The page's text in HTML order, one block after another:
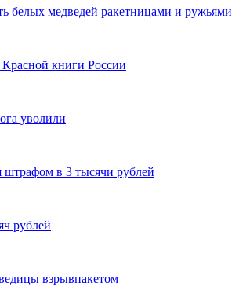
белых медведей ракетницами и ружьями
книги России
уволили
штрафом в 3 тысячи рублей
рублей
взрывпакетом